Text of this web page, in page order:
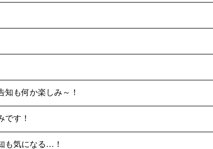
知も何か楽しみ～！
です！
も気になる…！